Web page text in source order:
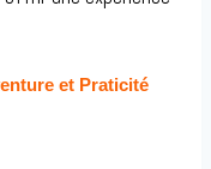
et Praticité